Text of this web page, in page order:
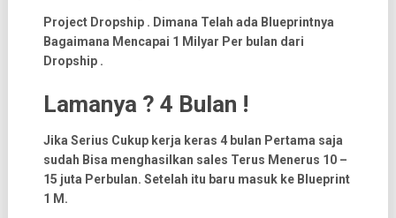
Project Dropship . Dimana Telah ada Blueprintnya
Bagaimana Mencapai 1 Milyar Per bulan dari
Dropship .
Lamanya ? 4 Bulan !
Jika Serius Cukup kerja keras 4 bulan Pertama saja
sudah Bisa menghasilkan sales Terus Menerus 10 –
15 juta Perbulan. Setelah itu baru masuk ke Blueprint
1 M.